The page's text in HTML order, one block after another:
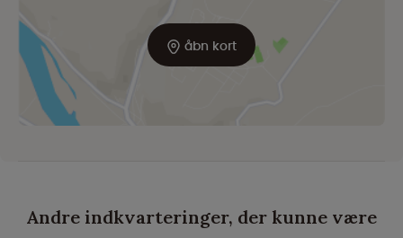
åbn kort
Andre indkvarteringer, der kunne være